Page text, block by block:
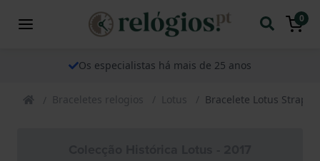
0
Os especialistas há mais de 25 anos
Braceletes relogios Lotus Bracelete Lotus Straps